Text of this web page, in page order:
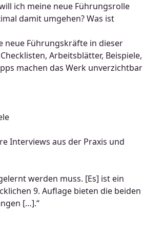
ich meine neue Führungsrolle
damit umgehen? Was ist
neue Führungskräfte in dieser
Arbeitsblätter, Beispiele,
machen das Werk unverzichtbar
Interviews aus der Praxis und
werden muss. [Es] ist ein
9. Auflage bieten die beiden
[…].“